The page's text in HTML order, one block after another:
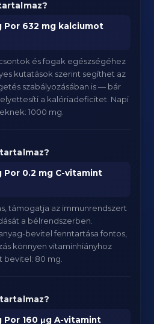
Por 632 mg kalciumot
és fogak egészségéhez
kutatások szerint segíthet az
szabályozásában is — bár
a kalóriadeficitet. Napi
1000 mg.
Por 0.2 mg C-vitamint
támogatja az immunrendszert
a bélrendszerben.
bevitel fenntartása fontos,
könnyen vitaminhiányhoz
bevitel: 80 mg.
Por 160 μg A-vitamint